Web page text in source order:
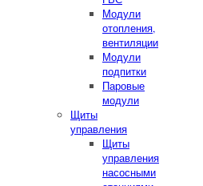
Модули
отопления,
вентиляции
Модули
подпитки
Паровые
модули
Щиты
управления
Щиты
управления
насосными